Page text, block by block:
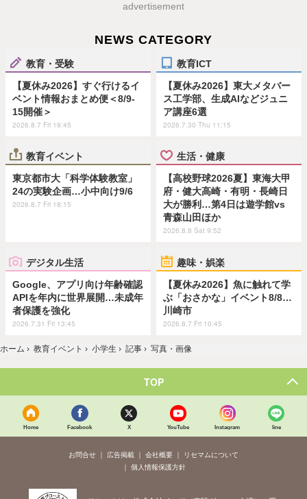
advertisement
NEWS CATEGORY
教育・受験
【夏休み2026】すぐ行けるイ
ベント情報おまとめ便＜8/9-
15開催＞
2026.8.7 Fri 19:45
教育ICT
【夏休み2026】東大メタバー
ス工学部、生成AIなどジュニ
ア講座6選
2026.7.30 Thu 11:15
教育イベント
東京都市大「科学体験教室」
24の実験企画…小中向け9/6
2026.8.7 Fri 18:15
生活・健康
【高校野球2026夏】東海大甲
府・健大高崎・有明・長崎日
大が勝利…第4日は遊学館vs
青森山田ほか
2026.8.8 Sat 9:52
デジタル生活
Google、アプリ向け年齢確認
APIを年内に世界展開…未成年
者保護を強化
2026.7.31 Fri 13:45
趣味・娯楽
【夏休み2026】魚に触れて学
ぶ「おさかな」イベント8/8…
川崎市
2026.8.7 Fri 10:45
ホーム › 教育イベント › 小学生 › 記事 › 写真・画像
TOP
Home Facebook X YouTube Instagram line
お問合せ 広告掲載 会社概要
リセマムについて
個人情報保護方針